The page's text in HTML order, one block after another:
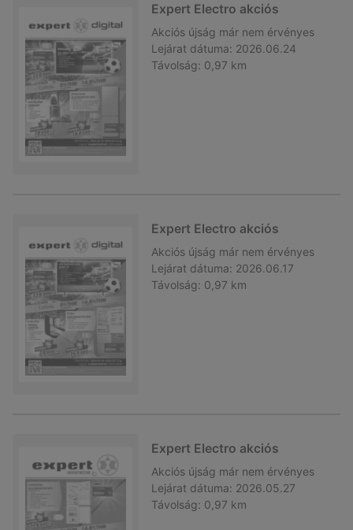
Expert Electro akciós
Akciós újság már nem érvényes
Lejárat dátuma: 2026.06.24
Távolság: 0,97 km
Expert Electro akciós
Akciós újság már nem érvényes
Lejárat dátuma: 2026.06.17
Távolság: 0,97 km
Expert Electro akciós
Akciós újság már nem érvényes
Lejárat dátuma: 2026.05.27
Távolság: 0,97 km